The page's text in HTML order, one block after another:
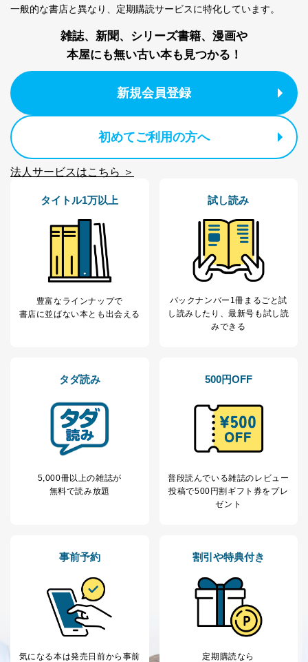
一般的な書店と異なり、 定期購読サービスに特化しています。
雑誌、新聞、シリーズ書籍、漫画や
本屋にも無い古い本も見つかる！
新規会員登録
初めてご利用の方へ
法人サービスはこちら ＞
タイトル1万以上
豊富なラインナップで
書店に並ばない本とも出会える
試し読み
バックナンバー1冊まるごと試
し読み したり、最新号も試し読
みできる
タダ読み
5,000冊以上の雑誌が
無料で読み放題
500円OFF
普段読んでいる雑誌のレビュー
投稿で500円割ギフト券をプレ
ゼント
事前予約
気になる本は発売日前から事前
割引や特典付き
定期購読なら